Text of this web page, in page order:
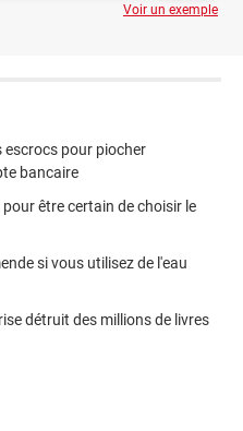
Voir un exemple
escrocs pour piocher
bancaire
être certain de choisir le
si vous utilisez de l'eau
détruit des millions de livres